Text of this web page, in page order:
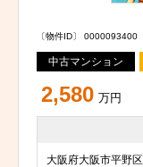
〔物件ID〕 0000093400
中古マンション
2,580 万円
大阪府大阪市平野